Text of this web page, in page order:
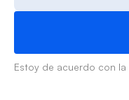
Estoy de acuerdo con la